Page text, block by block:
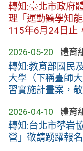
轉知:臺北市政府
理「運動醫學知
115年6月24日止
2026-05-20 體育
轉知:教育部國民
大學（下稱臺師
習實施計畫案，
2026-04-10 體育
轉知:台北市攀岩
營」敬請踴躍報